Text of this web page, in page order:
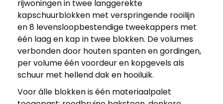
rijwoningen in twee langgerekte
kapschuurblokken met verspringende rooilijn
en 8 levensloopbestendige tweekappers met
één laag en kap in twee blokken. De volumes
verbonden door houten spanten en gordingen,
per volume één voordeur en kopgevels als
schuur met hellend dak en hooiluik.
Voor álle blokken is één materiaalpalet